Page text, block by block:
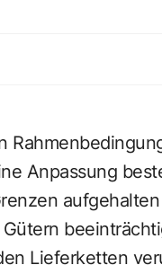
Anpassung
Lieferketten